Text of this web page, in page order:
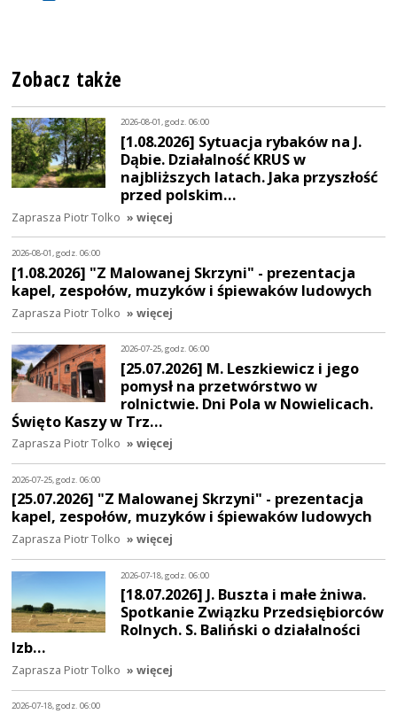
Zobacz także
2026-08-01, godz. 06:00
[1.08.2026] Sytuacja rybaków na J.
Dąbie. Działalność KRUS w
najbliższych latach. Jaka przyszłość
przed polskim…
Zaprasza Piotr Tolko » więcej
2026-08-01, godz. 06:00
[1.08.2026] "Z Malowanej Skrzyni" - prezentacja
kapel, zespołów, muzyków i śpiewaków ludowych
Zaprasza Piotr Tolko » więcej
2026-07-25, godz. 06:00
[25.07.2026] M. Leszkiewicz i jego
pomysł na przetwórstwo w
rolnictwie. Dni Pola w Nowielicach.
Święto Kaszy w Trz…
Zaprasza Piotr Tolko » więcej
2026-07-25, godz. 06:00
[25.07.2026] "Z Malowanej Skrzyni" - prezentacja
kapel, zespołów, muzyków i śpiewaków ludowych
Zaprasza Piotr Tolko » więcej
2026-07-18, godz. 06:00
[18.07.2026] J. Buszta i małe żniwa.
Spotkanie Związku Przedsiębiorców
Rolnych. S. Baliński o działalności
Izb…
Zaprasza Piotr Tolko » więcej
2026-07-18, godz. 06:00